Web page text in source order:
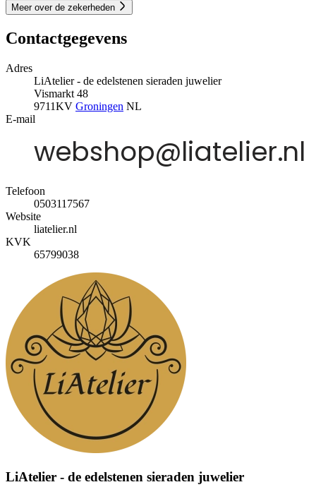
Meer over de zekerheden
Contactgegevens
Adres
LiAtelier - de edelstenen sieraden juwelier
Vismarkt 48
9711KV Groningen NL
E-mail
Telefoon
0503117567
Website
liatelier.nl
KVK
65799038
LiAtelier - de edelstenen sieraden juwelier